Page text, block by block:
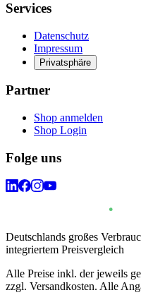
Services
Datenschutz
Impressum
Privatsphäre
Partner
Shop anmelden
Shop Login
Folge uns
Deutschlands großes
integriertem Preisvergleich
Alle Preise inkl. der jeweils
zzgl. Versandkosten. Alle